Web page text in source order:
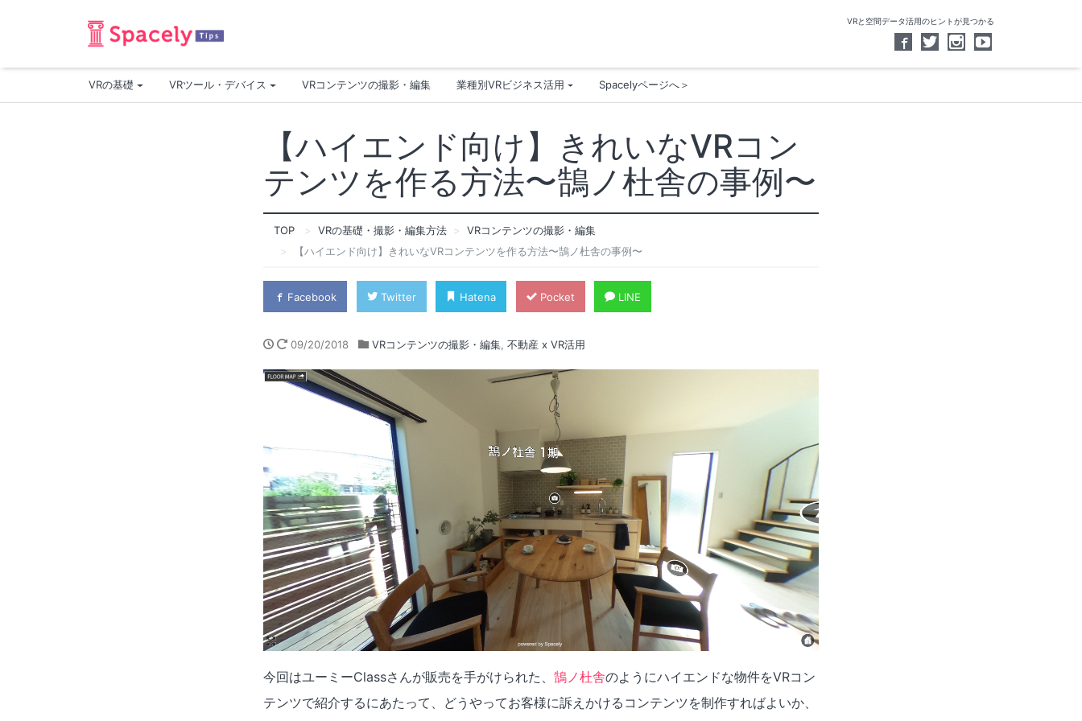
VRと空間データ活用のヒントが見つかる
VRの基礎 VRツール・デバイス VRコンテンツの撮影・編集 業種別VRビジネス活用 Spacelyページへ＞
【ハイエンド向け】きれいなVRコン
テンツを作る方法〜鵠ノ杜舎の事例〜
TOP VRの基礎・撮影・編集方法
VRコンテンツの撮影・編集
【ハイエンド向け】きれいなVRコンテンツを作る方法〜鵠ノ杜舎の事例〜
Facebook Twitter Hatena Pocket LINE
09/20/2018 VRコンテンツの撮影・編集, 不動産 x VR活用
今回はユーミーClassさんが販売を手がけられた、 鵠ノ杜舎のようにハイエンドな物件をVRコン
テンツで紹介するにあたって、どうやってお客様に訴えかけるコンテンツを制作すればよいか、